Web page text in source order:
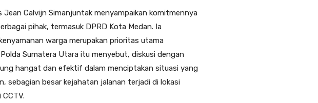
Calvijn Simanjuntak menyampaikan komitmennya
pihak, termasuk DPRD Kota Medan. Ia
warga merupakan prioritas utama
Sumatera Utara itu menyebut, diskusi dengan
hangat dan efektif dalam menciptakan situasi yang
sebagian besar kejahatan jalanan terjadi di lokasi